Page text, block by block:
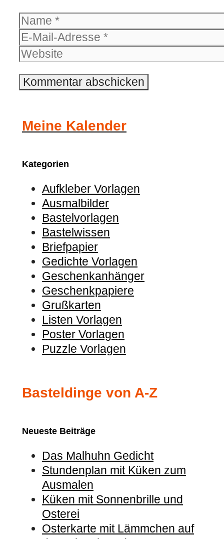
Name
E-
Mail-
Adresse
Website
Meine Kalender
Kategorien
Aufkleber Vorlagen
Ausmalbilder
Bastelvorlagen
Bastelwissen
Briefpapier
Gedichte Vorlagen
Geschenkanhänger
Geschenkpapiere
Grußkarten
Listen Vorlagen
Poster Vorlagen
Puzzle Vorlagen
Basteldinge von A-Z
Neueste Beiträge
Das Malhuhn Gedicht
Stundenplan mit Küken zum
Ausmalen
Küken mit Sonnenbrille und
Osterei
Osterkarte mit Lämmchen auf